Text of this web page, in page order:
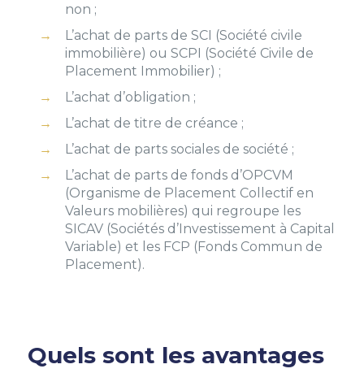
non ;
L’achat de parts de SCI (Société civile
immobilière) ou SCPI (Société Civile de
Placement Immobilier) ;
L’achat d’obligation ;
L’achat de titre de créance ;
L’achat de parts sociales de société ;
L’achat de parts de fonds d’OPCVM
(Organisme de Placement Collectif en
Valeurs mobilières) qui regroupe les
SICAV (Sociétés d’Investissement à Capital
Variable) et les FCP (Fonds Commun de
Placement).
Quels sont les avantages